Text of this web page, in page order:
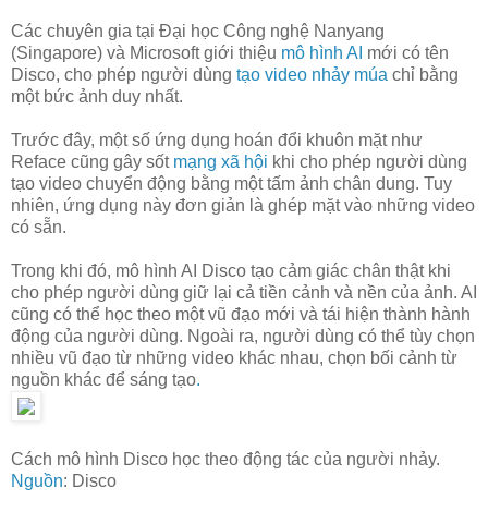
Các chuyên gia tại Đại học Công nghệ Nanyang
(Singapore) và Microsoft giới thiệu mô hình AI mới có tên
Disco, cho phép người dùng tạo video nhảy múa chỉ bằng
một bức ảnh duy nhất.
Trước đây, một số ứng dụng hoán đổi khuôn mặt như
Reface cũng gây sốt mạng xã hội khi cho phép người dùng
tạo video chuyển động bằng một tấm ảnh chân dung. Tuy
nhiên, ứng dụng này đơn giản là ghép mặt vào những video
có sẵn.
Trong khi đó, mô hình AI Disco tạo cảm giác chân thật khi
cho phép người dùng giữ lại cả tiền cảnh và nền của ảnh. AI
cũng có thể học theo một vũ đạo mới và tái hiện thành hành
động của người dùng. Ngoài ra, người dùng có thể tùy chọn
nhiều vũ đạo từ những video khác nhau, chọn bối cảnh từ
nguồn khác để sáng tạo.
Cách mô hình Disco học theo động tác của người nhảy.
Nguồn: Disco